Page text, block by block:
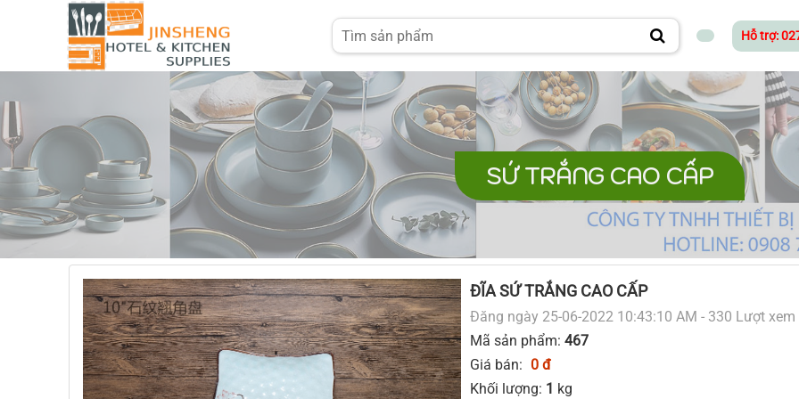
Hỗ trợ:
SỨ TRẮNG CAO CẤP
ĐĨA SỨ TRẮNG CAO CẤP
Đăng ngày 25-06-2022 10:43:10 AM - 330 Lượt xem
Mã sản phẩm: 467
Giá bán: 0 đ
Khối lượng: 1 kg